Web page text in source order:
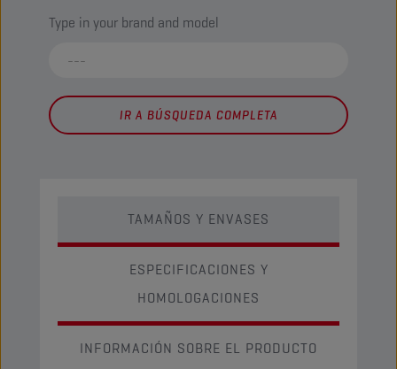
Type in your brand and model
IR A BÚSQUEDA COMPLETA
TAMAÑOS Y ENVASES
ESPECIFICACIONES Y
HOMOLOGACIONES
INFORMACIÓN SOBRE EL PRODUCTO